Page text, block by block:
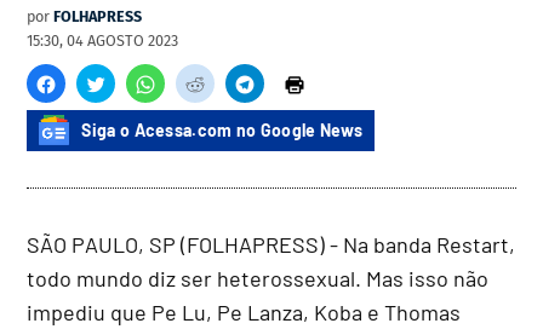
por FOLHAPRESS
15:30, 04 AGOSTO 2023
Siga o Acessa.com no Google News
SÃO PAULO, SP (FOLHAPRESS) - Na banda Restart,
todo mundo diz ser heterossexual. Mas isso não
impediu que Pe Lu, Pe Lanza, Koba e Thomas